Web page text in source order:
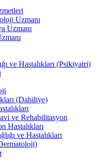
Uzmanı
Uzmanı
ve Hastalıkları (Psikiyatri)
(Dahiliye)
ve Rehabilitasyon
Hastalıkları
ve Hastalıkları